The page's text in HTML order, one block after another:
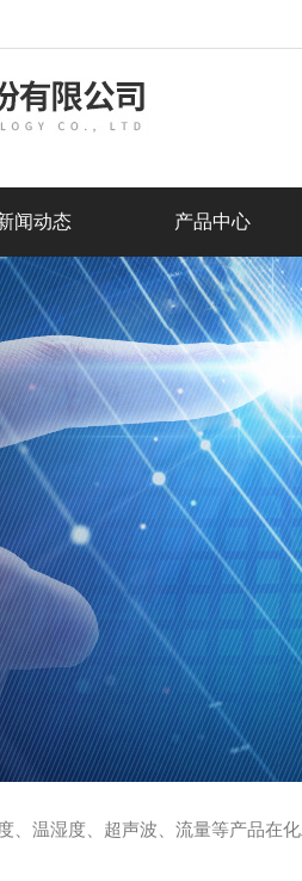
闻动态 产品中心
、温湿度、超声波、流量等产品在